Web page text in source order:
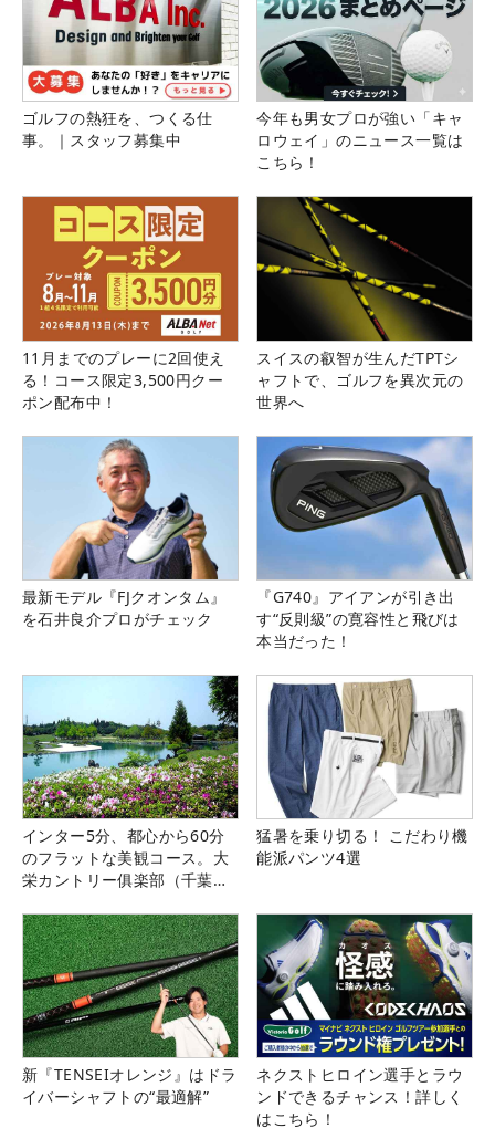
ゴルフの熱狂を、つくる仕
事。｜スタッフ募集中
今年も男女プロが強い「キャ
ロウェイ」のニュース一覧は
こちら！
11月までのプレーに2回使え
る！コース限定3,500円クー
ポン配布中！
スイスの叡智が生んだTPTシ
ャフトで、ゴルフを異次元の
世界へ
最新モデル『FJクオンタム』
を石井良介プロがチェック
『G740』アイアンが引き出
す“反則級”の寛容性と飛びは
本当だった！
インター5分、都心から60分
のフラットな美観コース。大
栄カントリー俱楽部（千葉
猛暑を乗り切る！ こだわり機
能派パンツ4選
新『TENSEIオレンジ』はドラ
イバーシャフトの“最適解”
ネクストヒロイン選手とラウ
ンドできるチャンス！詳しく
はこちら！